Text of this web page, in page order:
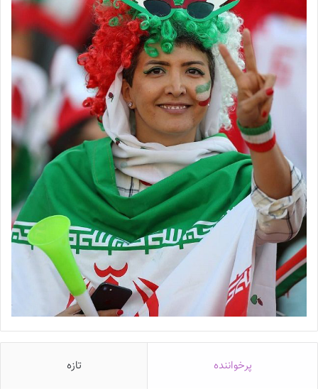
پرخواننده تازه